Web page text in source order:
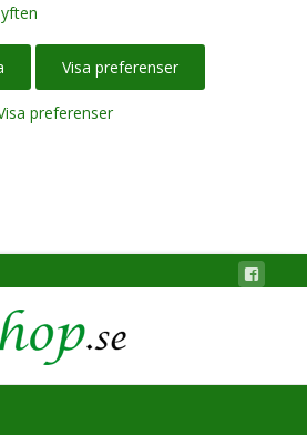
Visa preferenser
preferenser